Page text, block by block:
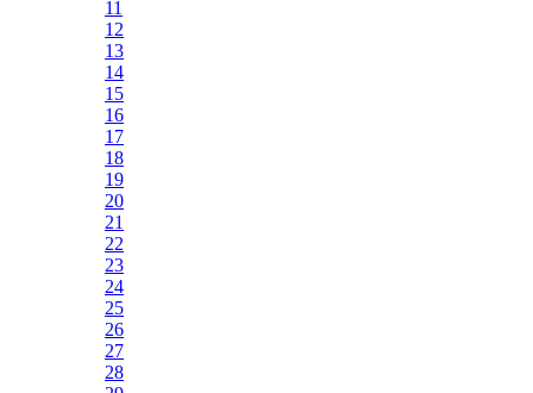
11
12
13
14
15
16
17
18
19
20
21
22
23
24
25
26
27
28